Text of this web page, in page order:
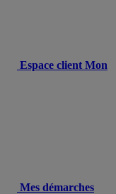
Espace client Mon
Mes démarches